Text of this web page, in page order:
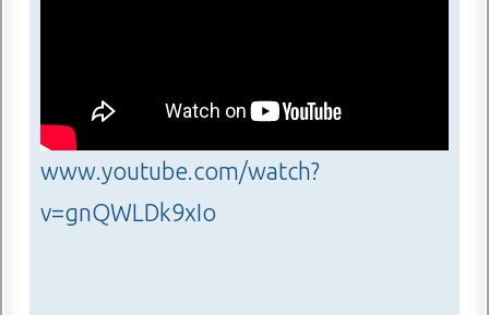
www.youtube.com/watch?
v=gnQWLDk9xIo